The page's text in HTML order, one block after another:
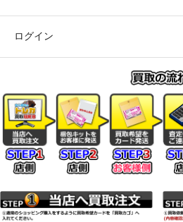
ログイン